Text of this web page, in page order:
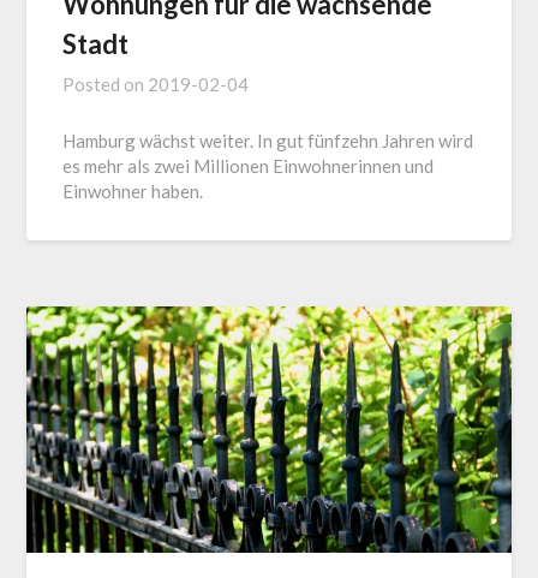
Stadt
Posted on 2019-02-04
Hamburg wächst weiter. In gut fünfzehn Jahren wird
es mehr als zwei Millionen Einwohnerinnen und
Einwohner haben.